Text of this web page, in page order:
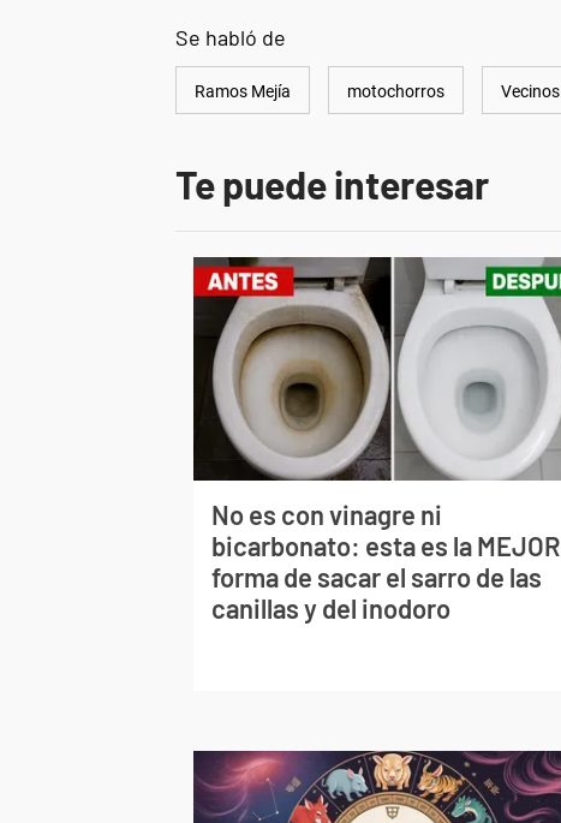
Se habló de
Ramos Mejía motochorros Vecinos
Te puede interesar
No es con vinagre ni
bicarbonato: esta es la MEJOR
forma de sacar el sarro de las
canillas y del inodoro